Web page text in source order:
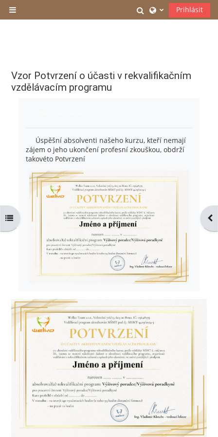
Boční panel
PřepnoutPrihlásit
Otevřít indexu kurzu
Vzor Potvrzení o účasti v rekvalifikačním
vzdělávacím programu
Úspěšní absolventi našeho kurzu, kteří nemají
zájem o jeho ukončení profesní zkouškou, obdrží
takovéto Potvrzení